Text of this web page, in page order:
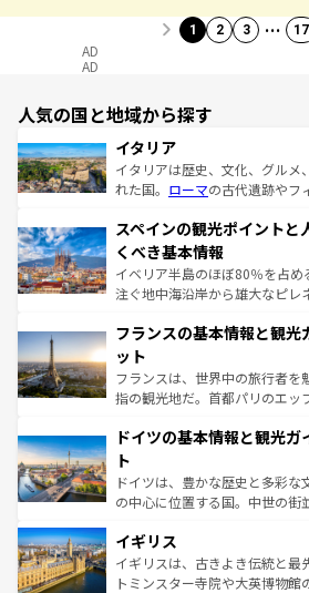
1 2 3 … 17
AD
AD
人気の国と地域から探す
イタリア
イタリアは歴史、文化、グルメ
れた国。 ローマの古代遺跡やフ
ろん、トスカーナの美しい田園
景など、自然景観も見逃せない
ピザやパスタなど、絶品のイタ
できる。朝目覚めてから夜眠る
なお、新着のイタリア情報はコ
しい。
スペインの観光ポイントと
くべき基本情報
イベリア半島のほぼ80％を占
注ぐ地中海沿岸から雄大なピレ
文化が根付くこの国では、情熱
れる闘牛、そして美味しいタパ
る。首都マドリードの洗練され
アートに溢れた街角から、地方
せる。地方によって風土や気候
ンテンツ一覧 を参照してほしい。
フランスの基本情報と観光
ット
フランスは、世界中の旅行者を
指の観光地だ。首都パリのエッ
で、幅広い魅力が詰まっている
聖堂、美しいビーチ、そして豊
から魅了する。また、フランス
れ、フランス料理はユネスコ無
香り高いラベンダー畑など、多
らに、パリ以外の地域にも魅
も豊かな歴史と文化が息づいて
ドイツの基本情報と観光ガ
ト
ドイツは、豊かな歴史と多彩
の中心に位置する国。中世の街
顔を持つこの国は、どこを歩い
ルリンの文化的活気、バイエル
してライン川沿いのワイン畑と
イギリス
イギリスは、古きよき伝統と最
トミンスター寺院や大英博物館